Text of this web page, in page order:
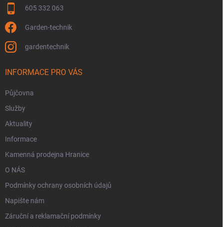
605 332 063
Garden-technik
gardentechnik
INFORMACE PRO VÁS
Půjčovna
Služby
Aktuality
Informace
Kamenná prodejna Hranice
O NÁS
Podmínky ochrany osobních údajů
Napište nám
Záruční a reklamační podmínky